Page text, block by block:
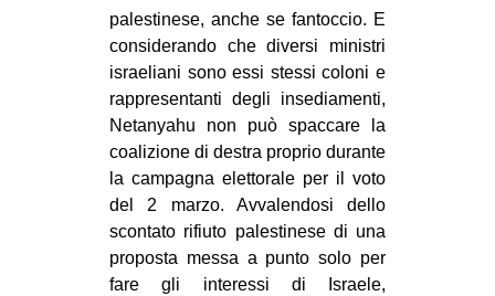
palestinese, anche se fantoccio. E
considerando che diversi ministri
israeliani sono essi stessi coloni e
rappresentanti degli insediamenti,
Netanyahu non può spaccare la
coalizione di destra proprio durante
la campagna elettorale per il voto
del 2 marzo. Avvalendosi dello
scontato rifiuto palestinese di una
proposta messa a punto solo per
fare gli interessi di Israele,